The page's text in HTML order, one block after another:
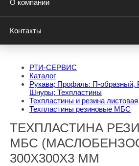
О компании
Контакты
РТИ-СЕРВИС
Каталог
Рукава; Профиль: П-образный,
Шнуры; Техпластины
Техпластины и резина листовая
Техпластины резиновые МБС
ТЕХПЛАСТИНА
МБС
300Х300Х3 ММ